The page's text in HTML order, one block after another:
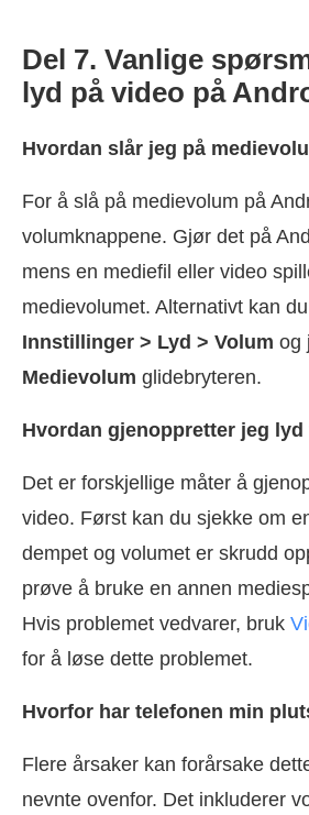
Del 7. Vanlige
lyd på video på
Hvordan slår jeg på
For å slå på medievolum på
volumknappene. Gjør det på
mens en mediefil eller video
medievolumet. Alternativt kan
Innstillinger > Lyd > Volum og
Medievolum glidebryteren.
Hvordan gjenoppretter jeg lyd
Det er forskjellige måter å
video. Først kan du sjekke om
dempet og volumet er skrudd
prøve å bruke en annen
Hvis problemet vedvarer, bruk
for å løse dette problemet.
Hvorfor har telefonen min
Flere årsaker kan forårsake
nevnte ovenfor. Det inkluderer